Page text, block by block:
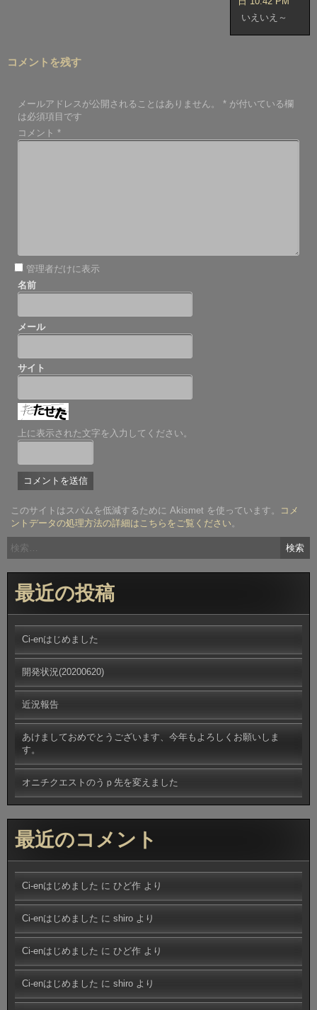
いえいえ～
コメントを残す
メールアドレスが公開されることはありません。 * が付いている欄
は必須項目です
コメント*
管理者だけに表示
名前
メール
サイト
上に表示された文字を入力してください。
このサイトはスパムを低減するために Akismet を使っています。
コメ
ントデータの処理方法の詳細はこちらをご覧ください。
検
索:
最近の投稿
Ci-enはじめました
開発状況(20200620)
近況報告
あけましておめでとうございます、今年もよろしくお願いしま
す。
オニチクエストのうｐ先を変えました
最近のコメント
Ci-enはじめました に ひど作 より
Ci-enはじめました に shiro より
Ci-enはじめました に ひど作 より
Ci-enはじめました に shiro より